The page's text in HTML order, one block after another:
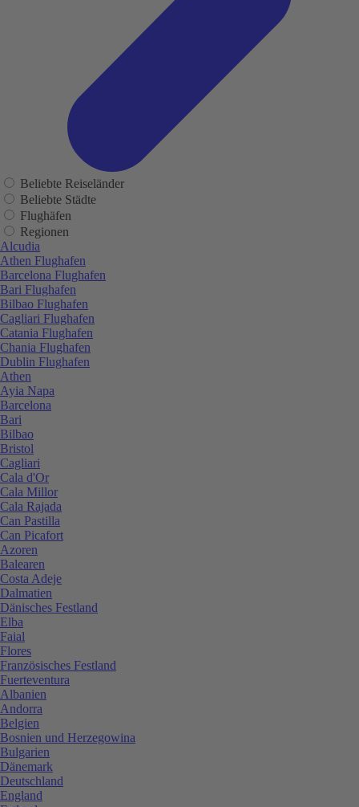
Beliebte Reiseländer
Beliebte Städte
Flughäfen
Regionen
Alcudia
Athen Flughafen
Barcelona Flughafen
Bari Flughafen
Bilbao Flughafen
Cagliari Flughafen
Catania Flughafen
Chania Flughafen
Dublin Flughafen
Athen
Ayia Napa
Barcelona
Bari
Bilbao
Bristol
Cagliari
Cala d'Or
Cala Millor
Cala Rajada
Can Pastilla
Can Picafort
Azoren
Balearen
Costa Adeje
Dalmatien
Dänisches Festland
Elba
Faial
Flores
Französisches Festland
Fuerteventura
Albanien
Andorra
Belgien
Bosnien und Herzegowina
Bulgarien
Dänemark
Deutschland
England